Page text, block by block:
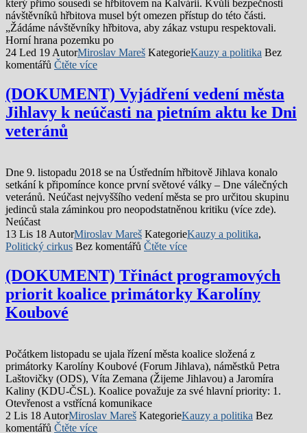
který přímo sousedí se hřbitovem na Kalvárii. Kvůli bezpečnosti
návštěvníků hřbitova musel být omezen přístup do této části.
„Žádáme návštěvníky hřbitova, aby zákaz vstupu respektovali.
Horní hrana pozemku po
24 Led 19 AutorMiroslav Mareš KategorieKauzy a politika Bez
komentářů Čtěte více
(DOKUMENT) Vyjádření vedení města
Jihlavy k neúčasti na pietním aktu ke Dni
veteránů
Dne 9. listopadu 2018 se na Ústředním hřbitově Jihlava konalo
setkání k připomínce konce první světové války – Dne válečných
veteránů. Neúčast nejvyššího vedení města se pro určitou skupinu
jedinců stala záminkou pro neopodstatněnou kritiku (více zde).
Neúčast
13 Lis 18 AutorMiroslav Mareš KategorieKauzy a politika,
Politický cirkus Bez komentářů Čtěte více
(DOKUMENT) Třináct programových
priorit koalice primátorky Karolíny
Koubové
Počátkem listopadu se ujala řízení města koalice složená z
primátorky Karolíny Koubové (Forum Jihlava), náměstků Petra
Laštovičky (ODS), Víta Zemana (Žijeme Jihlavou) a Jaromíra
Kaliny (KDU-ČSL). Koalice považuje za své hlavní priority: 1.
Otevřenost a vstřícná komunikace
2 Lis 18 AutorMiroslav Mareš KategorieKauzy a politika Bez
komentářů Čtěte více